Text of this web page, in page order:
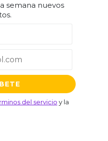
semana nuevos
del servicio y la